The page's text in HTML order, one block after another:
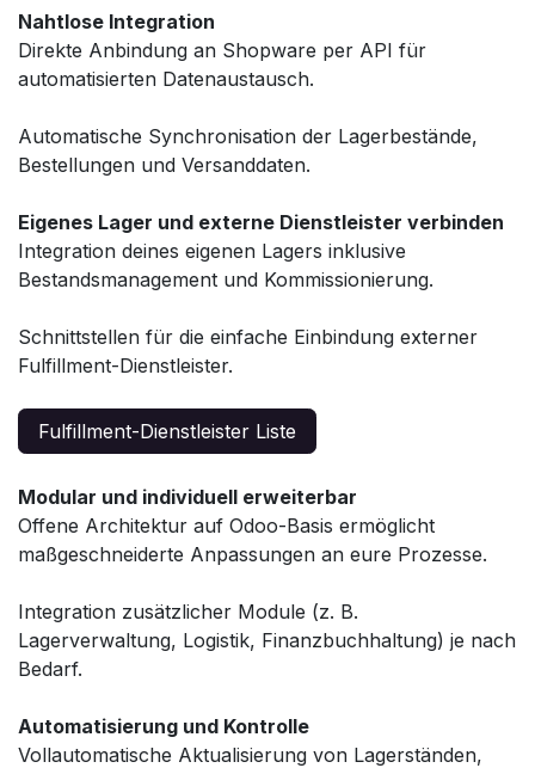
Nahtlose Integration
Direkte Anbindung an Shopware per API für
automatisierten Datenaustausch.
Automatische Synchronisation der Lagerbestände,
Bestellungen und Versanddaten.
Eigenes Lager und externe Dienstleister verbinden
Integration deines eigenen Lagers inklusive
Bestandsmanagement und Kommissionierung.
Schnittstellen für die einfache Einbindung externer
Fulfillment-Dienstleister.
Fulfillment-Dienstleister Liste
Modular und individuell erweiterbar
Offene Architektur auf Odoo-Basis ermöglicht
maßgeschneiderte Anpassungen an eure Prozesse.
Integration zusätzlicher Module (z. B.
Lagerverwaltung, Logistik, Finanzbuchhaltung) je nach
Bedarf.
Automatisierung und Kontrolle
Vollautomatische Aktualisierung von Lagerständen,